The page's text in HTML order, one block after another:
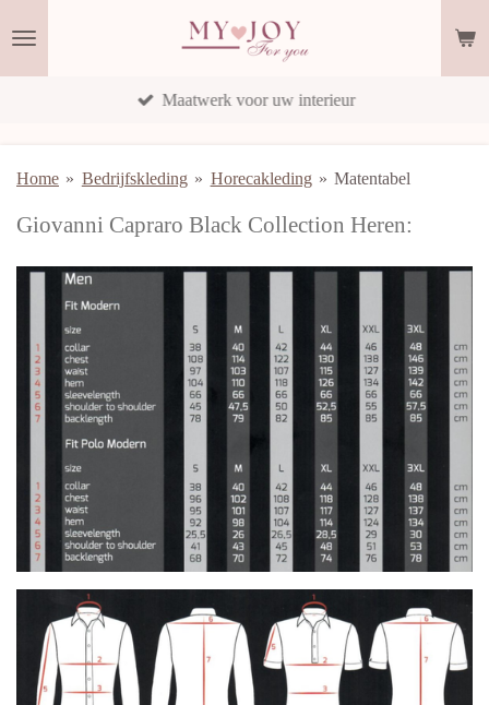
Maatwerk voor uw interieur
Home » Bedrijfskleding » Horecakleding » Matentabel
Giovanni Capraro Black Collection Heren: